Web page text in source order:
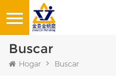
Buscar
Hogar Buscar